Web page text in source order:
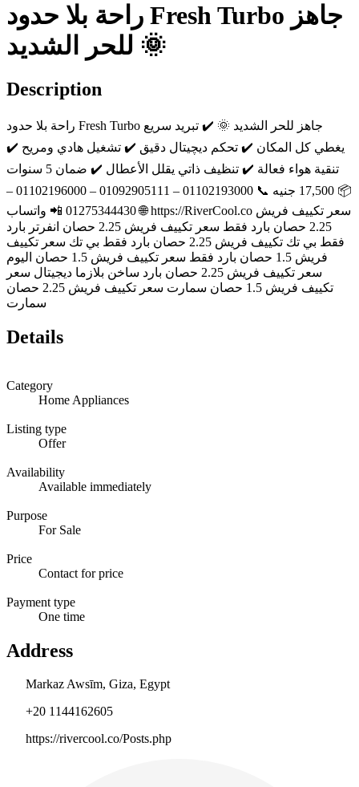
راحة بلا حدود Fresh Turbo جاهز
للحر الشديد 🌞
Description
راحة بلا حدود Fresh Turbo جاهز للحر الشديد 🌞 ✔️ تبريد سريع
يغطي كل المكان ✔️ تحكم ديچيتال دقيق ✔️ تشغيل هادي ومريح ✔️
تنقية هواء فعالة ✔️ تنظيف ذاتي يقلل الأعطال ✔️ ضمان 5 سنوات
📦 17,500 جنيه 📞 01102193000 – 01092905111 – 01102196000 –
01275344430 📲 واتساب 🌐 https://RiverCool.co سعر تكييف فريش
2.25 حصان بارد فقط سعر تكييف فريش 2.25 حصان انفرتر بارد
فقط بي تك تكييف فريش 2.25 حصان بارد فقط بي تك سعر تكييف
فريش 1.5 حصان بارد فقط سعر تكييف فريش 1.5 حصان اليوم
سعر تكييف فريش 2.25 حصان بارد ساخن بلازما ديجيتال سعر
تكييف فريش 1.5 حصان سمارت سعر تكييف فريش 2.25 حصان
سمارت
Details
Category
Home Appliances
Listing type
Offer
Availability
Available immediately
Purpose
For Sale
Price
Contact for price
Payment type
One time
Address
Markaz Awsīm, Giza, Egypt
+20 1144162605
https://rivercool.co/Posts.php